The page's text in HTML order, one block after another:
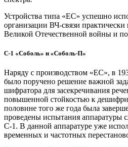
Устройства типа «ЕС» успешно
организации ВЧ-связи
Великой Отечественной войны и
С-1 «Соболь» и «Соболь-П»
Наряду с производством «ЕС», в
было поручено решение важной
шифратора для засекречивания
повышенной стойкостью к
половине того же года была
проведены испытания аппаратуры
С-1. В данной аппаратуре уже
временных и частотных